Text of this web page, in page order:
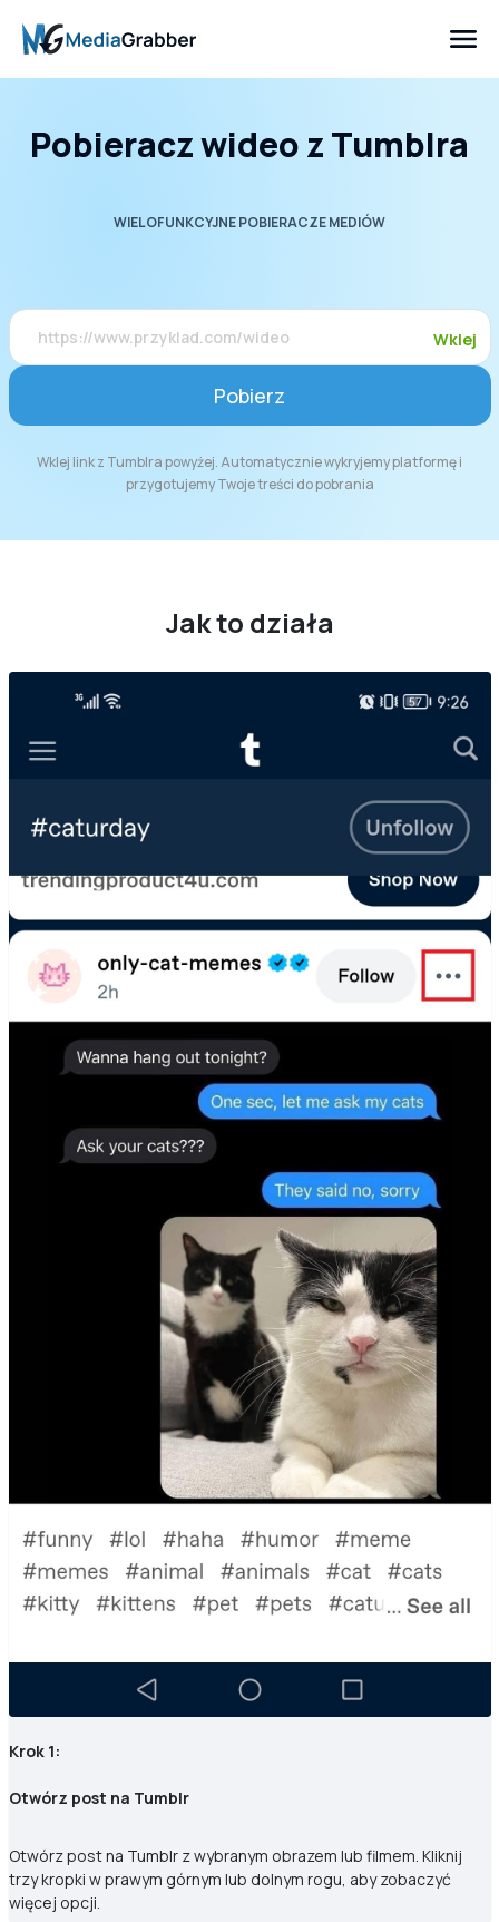
Pobieracz wideo z Tumblra
WIELOFUNKCYJNE POBIERACZE MEDIÓW
Wklej
Pobierz
Wklej link z Tumblra powyżej. Automatycznie wykryjemy platformę i
przygotujemy Twoje treści do pobrania
Jak to działa
Krok 1:
Otwórz post na Tumblr
Otwórz post na Tumblr z wybranym obrazem lub filmem. Kliknij
trzy kropki w prawym górnym lub dolnym rogu, aby zobaczyć
więcej opcji.